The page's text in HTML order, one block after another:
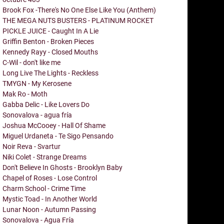
Brook Fox -There's No One Else Like You (Anthem)
THE MEGA NUTS BUSTERS - PLATINUM ROCKET
PICKLE JUICE - Caught In A Lie
Griffin Benton - Broken Pieces
Kennedy Rayy - Closed Mouths
C-Wil - don't like me
Long Live The Lights - Reckless
TMYGN - My Kerosene
Mak Ro - Moth
Gabba Delic - Like Lovers Do
Sonovalova - agua fría
Joshua McCooey - Hall Of Shame
Miguel Urdaneta - Te Sigo Pensando
Noir Reva - Svartur
Niki Colet - Strange Dreams
Don't Believe In Ghosts - Brooklyn Baby
Chapel of Roses - Lose Control
Charm School - Crime Time
Mystic Toad - In Another World
Lunar Noon - Autumn Passing
Sonovalova - Agua Fría